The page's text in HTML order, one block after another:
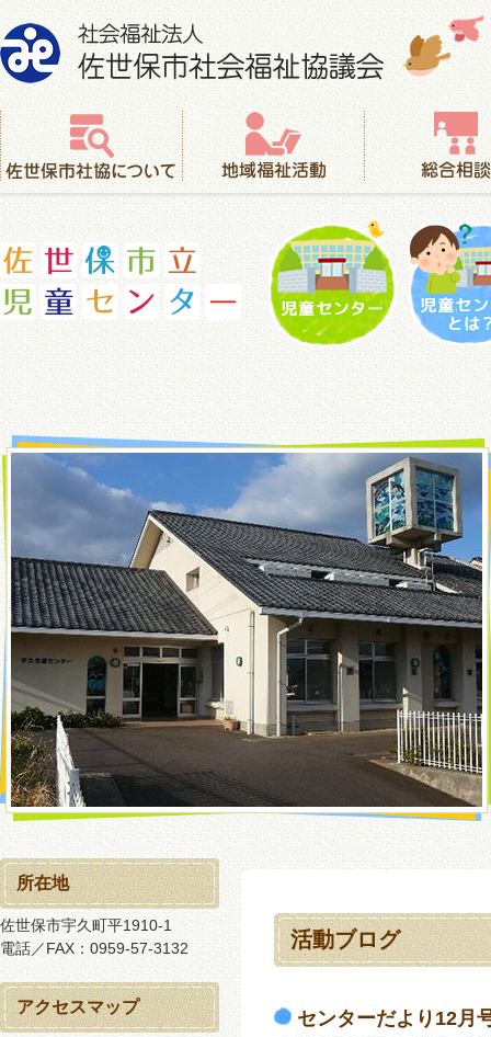
社会福祉法人 佐世保市社会福祉協議会
佐世保市社協について
地域福祉活動 総合相談
佐世保市立児童センター
活動ブログ
センターだより12月
所在地
佐世保市宇久町平1910-1
電話／FAX：0959-57-3132
アクセスマップ